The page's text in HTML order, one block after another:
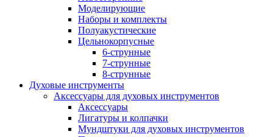
Моделирующие
Наборы и комплекты
Полуакустические
Цельнокорпусные
6-струнные
7-струнные
8-струнные
Духовые инструменты
Аксессуары для духовых инструментов
Аксессуары
Лигатуры и колпачки
Мундштуки для духовых инструментов